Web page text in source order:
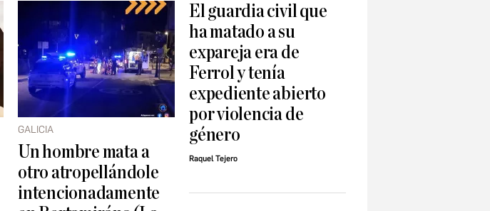
GALICIA
Un hombre mata a
otro atropellándole
intencionadamente
El guardia civil que
ha matado a su
expareja era de
Ferrol y tenía
expediente abierto
por violencia de
género
Raquel Tejero